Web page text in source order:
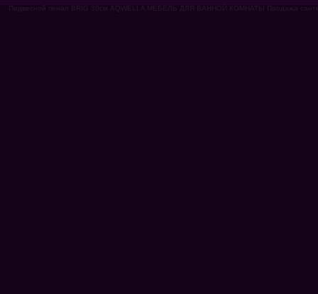
Подвесной пенал BRIG 30см AQWELLA МЕБЕЛЬ ДЛЯ ВАННОЙ КОМНАТЫ Продажа